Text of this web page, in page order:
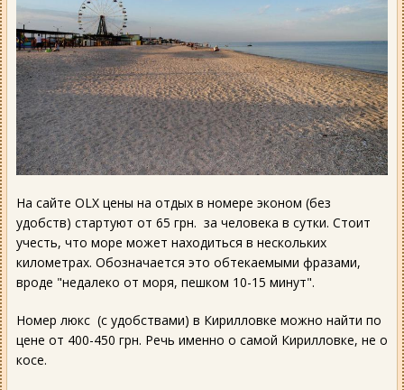
На сайте OLX цены на отдых в номере эконом (без
удобств) стартуют от 65 грн. за человека в сутки. Стоит
учесть, что море может находиться в нескольких
километрах. Обозначается это обтекаемыми фразами,
вроде "недалеко от моря, пешком 10-15 минут".
Номер люкс (с удобствами) в Кирилловке можно найти по
цене от 400-450 грн. Речь именно о самой Кирилловке, не о
косе.